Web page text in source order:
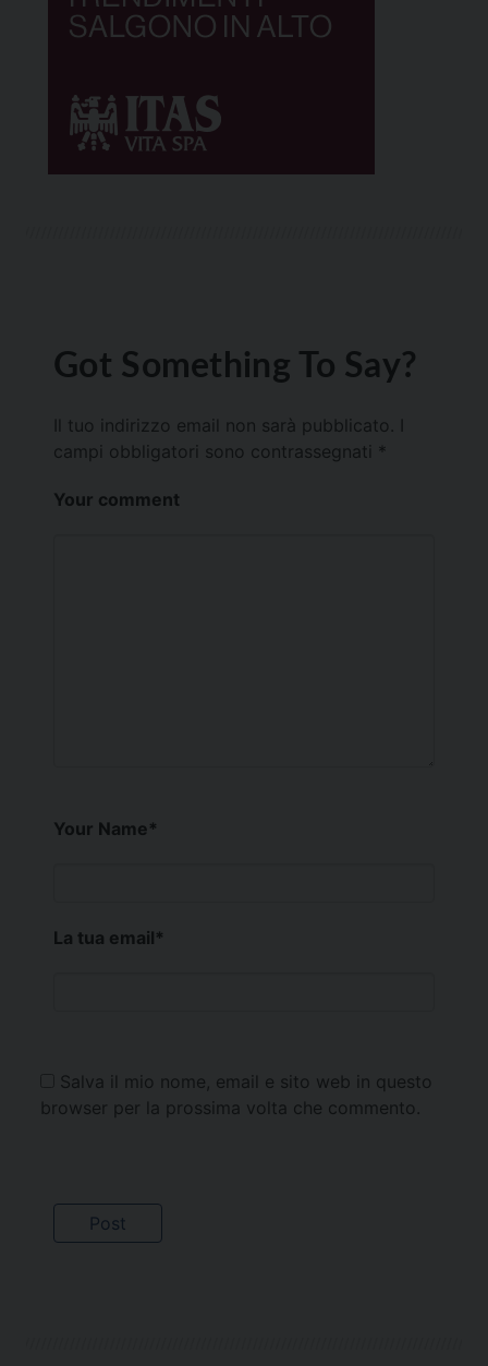
Got Something To Say?
Il tuo indirizzo email non sarà pubblicato.
campi obbligatori sono contrassegnati *
Your comment
Your Name*
La tua email*
Salva il mio nome, email e sito web in questo
browser per la prossima volta che commento.